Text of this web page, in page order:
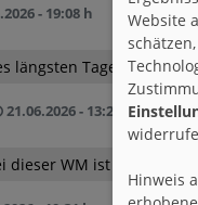
- 19:08 h
längsten Tages das
21.06.2026 - 13:20 h
dieser WM ist kein
Website
Hinweis